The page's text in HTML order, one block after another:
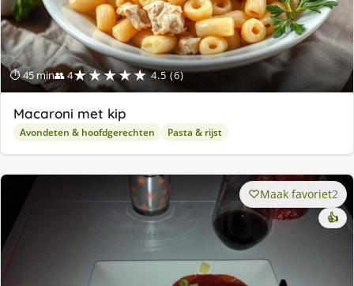
⏱ 45 min👥 4★★★★★ 4.5 (6)
Macaroni met kip
Avondeten & hoofdgerechten Pasta & rijst
Maak favoriet2
👍